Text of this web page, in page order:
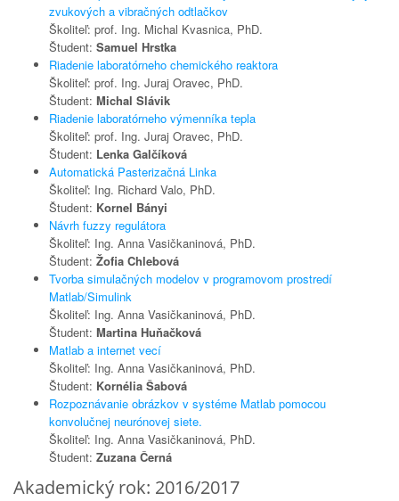
zvukových a vibračných odtlačkov
Školiteľ: prof. Ing. Michal Kvasnica, PhD.
Študent: Samuel Hrstka
Riadenie laboratórneho chemického reaktora
Školiteľ: prof. Ing. Juraj Oravec, PhD.
Študent: Michal Slávik
Riadenie laboratórneho výmenníka tepla
Školiteľ: prof. Ing. Juraj Oravec, PhD.
Študent: Lenka Galčíková
Automatická Pasterizačná Linka
Školiteľ: Ing. Richard Valo, PhD.
Študent: Kornel Bányi
Návrh fuzzy regulátora
Školiteľ: Ing. Anna Vasičkaninová, PhD.
Študent: Žofia Chlebová
Tvorba simulačných modelov v programovom prostredí
Matlab/Simulink
Školiteľ: Ing. Anna Vasičkaninová, PhD.
Študent: Martina Huňačková
Matlab a internet vecí
Školiteľ: Ing. Anna Vasičkaninová, PhD.
Študent: Kornélia Šabová
Rozpoznávanie obrázkov v systéme Matlab pomocou
konvolučnej neurónovej siete.
Školiteľ: Ing. Anna Vasičkaninová, PhD.
Študent: Zuzana Černá
Akademický rok: 2016/2017